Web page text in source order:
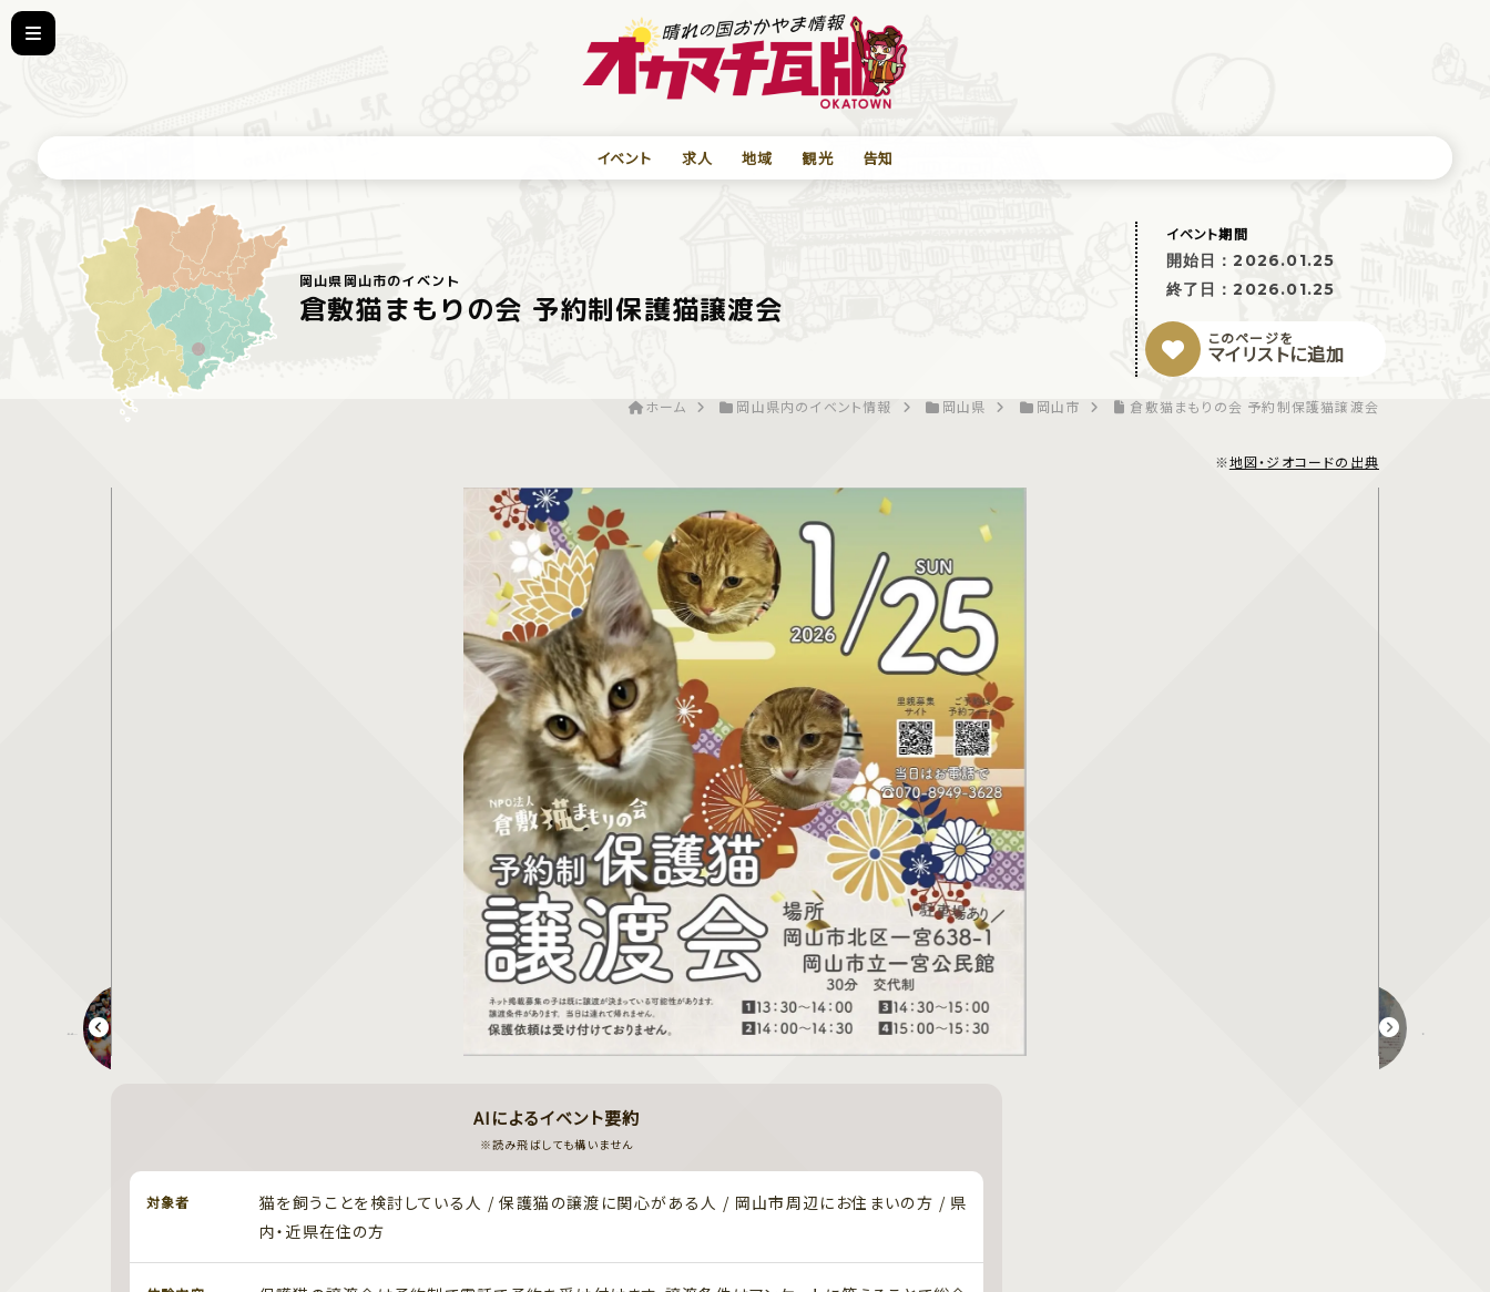
イベント 求人 地域 観光 告知
岡山県岡山市のイベント
倉敷猫まもりの会 予約制保護猫譲渡会
イベント期間
開始日：2026.01.25
終了日：2026.01.25
このページを
マイリストに追加
ホーム 岡山県内のイベント情報 岡山県 岡山市 倉敷猫まもりの会 予約制保護猫譲渡会
※地図・ジオコードの出典
AIによるイベント要約
※読み飛ばしても構いません
対象者
猫を飼うことを検討している人 / 保護猫の譲渡に関心がある人 / 岡山市周辺にお住まいの方 / 県
内・近県在住の方